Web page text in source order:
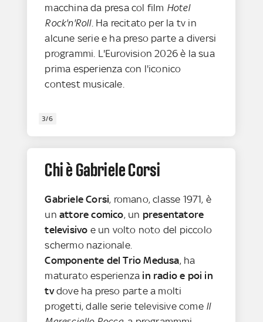
macchina da presa col film Hotel
Rock'n'Roll. Ha recitato per la tv in
alcune serie e ha preso parte a diversi
programmi. L'Eurovision 2026 è la sua
prima esperienza con l'iconico
contest musicale.
3/6
Chi è Gabriele Corsi
Gabriele Corsi, romano, classe 1971, è
unattore comico, un presentatore
televisivo e un volto noto del piccolo
schermo nazionale.
Componente del Trio Medusa, ha
maturato esperienza in radio e poi in
tvdove ha preso parte a molti
progetti, dalle serie televisive comeIl